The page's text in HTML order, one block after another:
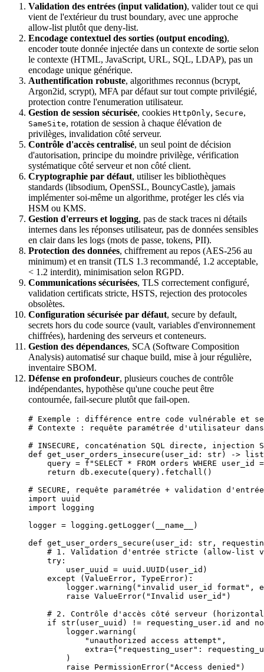
Validation des entrées (input validation), valider tout ce qui
vient de l'extérieur du trust boundary, avec une approche
allow-list plutôt que deny-list.
Encodage contextuel des sorties (output encoding),
encoder toute donnée injectée dans un contexte de sortie selon
le contexte (HTML, JavaScript, URL, SQL, LDAP), pas un
encodage unique générique.
Authentification robuste, algorithmes reconnus (bcrypt,
Argon2id, scrypt), MFA par défaut sur tout compte privilégié,
protection contre l'enumeration utilisateur.
Gestion de session sécurisée, cookies HttpOnly, Secure,
SameSite, rotation de session à chaque élévation de
privilèges, invalidation côté serveur.
Contrôle d'accès centralisé, un seul point de décision
d'autorisation, principe du moindre privilège, vérification
systématique côté serveur et non côté client.
Cryptographie par défaut, utiliser les bibliothèques
standards (libsodium, OpenSSL, BouncyCastle), jamais
implémenter soi-même un algorithme, protéger les clés via
HSM ou KMS.
Gestion d'erreurs et logging, pas de stack traces ni détails
internes dans les réponses utilisateur, pas de données sensibles
en clair dans les logs (mots de passe, tokens, PII).
Protection des données, chiffrement au repos (AES-256 au
minimum) et en transit (TLS 1.3 recommandé, 1.2 acceptable,
< 1.2 interdit), minimisation selon RGPD.
Communications sécurisées, TLS correctement configuré,
validation certificats stricte, HSTS, rejection des protocoles
obsolètes.
Configuration sécurisée par défaut, secure by default,
secrets hors du code source (vault, variables d'environnement
chiffrées), hardening des serveurs et conteneurs.
Gestion des dépendances, SCA (Software Composition
Analysis) automatisé sur chaque build, mise à jour régulière,
inventaire SBOM.
Défense en profondeur, plusieurs couches de contrôle
indépendantes, hypothèse qu'une couche peut être
contournée, fail-secure plutôt que fail-open.
# Exemple : différence entre code vulnérable et
# Contexte : requête paramétrée d'utilisateur dans
# INSECURE, concaténation SQL directe,
def get_user_orders_insecure (user_id: str) -> list
    query
= f "SELECT * FROM orders WHERE user_id
    return
db.execute(query).fetchall()
# SECURE, requête paramétrée + validation
import uuid
import logging
logger = logging.getLogger( __name__
)
def get_user_orders_secure (user_id: str ,
# 1. Validation d'entrée stricte (allow-list
    try
:
        user_uuid
= uuid.UUID(user_id)
    except
(ValueError , TypeError):
        logger.warning(
"invalid user_id format" ,
        raise
ValueError( "Invalid user_id" )
# 2. Contrôle d'accès côté serveur
    if
str(user_uuid) != requesting_user.id and
        logger.warning(
            "unauthorized access attempt"
,
            extra
={ "requesting_user" :
        )
        raise
PermissionError( "Access denied" )